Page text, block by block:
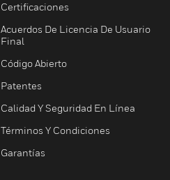
Certificaciones
Acuerdos De Licencia De Usuario
Final
Código Abierto
Patentes
Calidad Y Seguridad En Línea
Términos Y Condiciones
Garantías